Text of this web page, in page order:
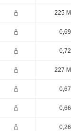
225 M
0,69
0,72
227 M
0,67
0,66
0,26